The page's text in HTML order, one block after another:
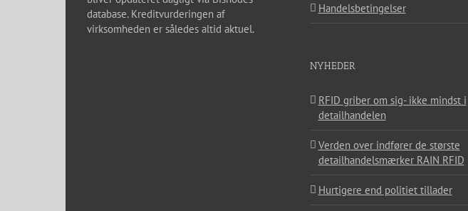
Handelsbetingelser
NYHEDER
RFID griber om sig- ikke mindst i
detailhandelen
Verden over indfører de største
detailhandelsmærker RAIN RFID
Hurtigere end politiet tillader